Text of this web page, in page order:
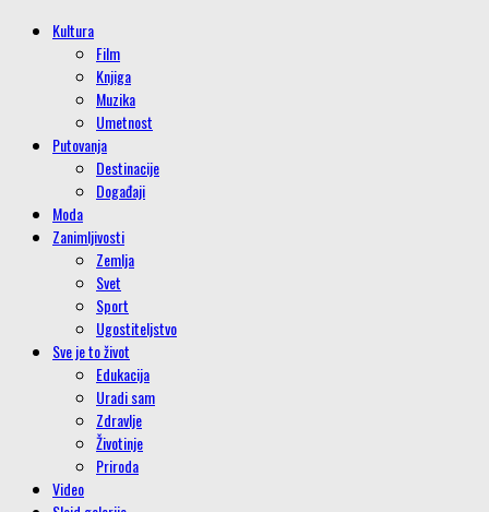
Kultura
Film
Knjiga
Muzika
Umetnost
Putovanja
Destinacije
Događaji
Moda
Zanimljivosti
Zemlja
Svet
Sport
Ugostiteljstvo
Sve je to život
Edukacija
Uradi sam
Zdravlje
Životinje
Priroda
Video